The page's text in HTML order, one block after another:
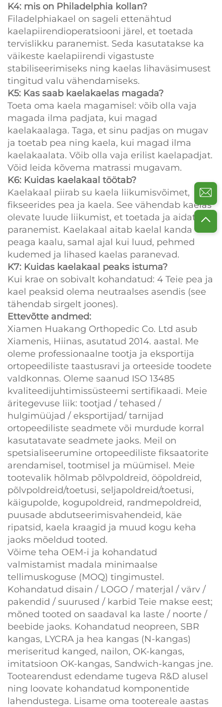
K4: mis on Philadelphia kollan?
Filadelphiakael on sageli ettenähtud
kaelapiirendioperatsiooni järel, et toetada
tervislikku paranemist. Seda kasutatakse ka
väikeste kaelapiirendi vigastuste
stabiliseerimiseks ning kaelas lihaväsimusest
tingitud valu vähendamiseks.
K5: Kas saab kaelakaelas magada?
Toeta oma kaela magamisel: võib olla vaja
magada ilma padjata, kui magad
kaelakaalaga. Taga, et sinu padjas on mugav
ja toetab pea ning kaela, kui magad ilma
kaelakaalata. Võib olla vaja erilist kaelapadjat.
Võid leida kõvema matrassi mugavam.
K6: Kuidas kaelakaal töötab?
Kaelakaal piirab su kaela liikumisvõimet,
fikseerides pea ja kaela. See vähendab kaelas
olevate luude liikumist, et toetada ja aidata
paranemist. Kaelakaal aitab kaelal kanda
peaga kaalu, samal ajal kui luud, pehmed
kudemed ja lihased kaelas paranevad.
K7: Kuidas kaelakaal peaks istuma?
Kui krae on sobivalt kohandatud: 4 Teie pea ja
kael peaksid olema neutraalses asendis (see
tähendab sirgelt joones).
Ettevõtte andmed:
Xiamen Huakang Orthopedic Co. Ltd asub
Xiamenis, Hiinas, asutatud 2014. aastal. Me
oleme professionaalne tootja ja eksportija
ortopeediliste taastusravi ja orteeside toodete
valdkonnas. Oleme saanud ISO 13485
kvaliteedijuhtimissüsteemi sertifikaadi. Meie
äritegevuse liik: tootjad / tehased /
hulgimüüjad / eksportijad/ tarnijad
ortopeediliste seadmete või murdude korral
kasutatavate seadmete jaoks. Meil on
spetsialiseerumine ortopeediliste fiksaatorite
arendamisel, tootmisel ja müümisel. Meie
tootevalik hõlmab põlvpoldreid, ööpoldreid,
põlvpoldreid/toetusi, seljapoldreid/toetusi,
käigupolde, kogupoldreid, randmepoldreid,
puusade abdutseerimisvahendeid, käe
ripatsid, kaela kraagid ja muud kogu keha
jaoks mõeldud tooted.
Võime teha OEM-i ja kohandatud
valmistamist madala minimaalse
tellimuskoguse (MOQ) tingimustel.
Kohandatud disain / LOGO / materjal / värv /
pakendid / suurused / karbid Teie makse eest;
mõned tooted on saadaval ka laste / noorte /
beebide jaoks. Kohandatud neopreen, SBR
kangas, LYCRA ja hea kangas (N-kangas)
meriseritud kanged, nailon, OK-kangas,
imitatsioon OK-kangas, Sandwich-kangas jne.
Tootearendust edendame tugeva R&D alusel
ning loovate kohandatud komponentide
lahendustega. Lisame oma tootereale aastas